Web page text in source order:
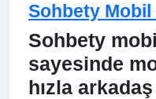
Sohbety Mobil
Sohbety
sayesinde
hızla